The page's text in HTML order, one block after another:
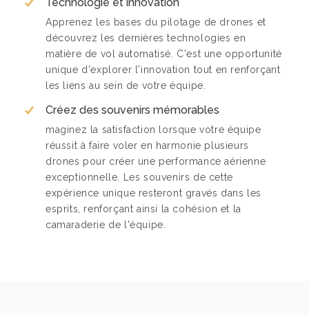
Apprenez les bases du pilotage de drones et
découvrez les dernières technologies en
matière de vol automatisé. C'est une opportunité
unique d'explorer l'innovation tout en renforçant
les liens au sein de votre équipe.
Créez des souvenirs mémorables
maginez la satisfaction lorsque votre équipe
réussit à faire voler en harmonie plusieurs
drones pour créer une performance aérienne
exceptionnelle. Les souvenirs de cette
expérience unique resteront gravés dans les
esprits, renforçant ainsi la cohésion et la
camaraderie de l'équipe.